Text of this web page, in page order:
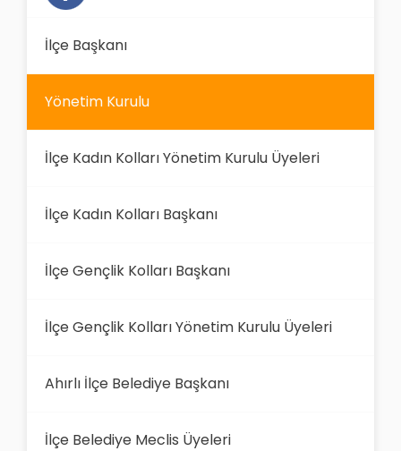
İlçe Başkanı
Yönetim Kurulu
İlçe Kadın Kolları Yönetim Kurulu Üyeleri
İlçe Kadın Kolları Başkanı
İlçe Gençlik Kolları Başkanı
İlçe Gençlik Kolları Yönetim Kurulu Üyeleri
Ahırlı İlçe Belediye Başkanı
İlçe Belediye Meclis Üyeleri